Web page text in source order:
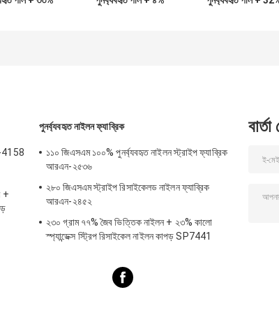
4158
+
পুনর্ব্যবহৃত নাইলন ফ্যাব্রিক
১১০ জিএসএম ১০০% পুনর্ব্যবহৃত নাইলন স্ট্রাইপ ফ্যাব্রিক
আরএন-২৫৩৬
২৮০ জিএসএম স্ট্রাইপ রিসাইকেলড নাইলন ফ্যাব্রিক
আরএন-২৪৫২
২৩০ গ্রাম ৭৭% জৈব ভিত্তিক নাইলন + ২৩% কালো
স্প্যান্ডেক্স স্ট্রিপ রিসাইকেল নাইলন কাপড় SP7441
বার্তা